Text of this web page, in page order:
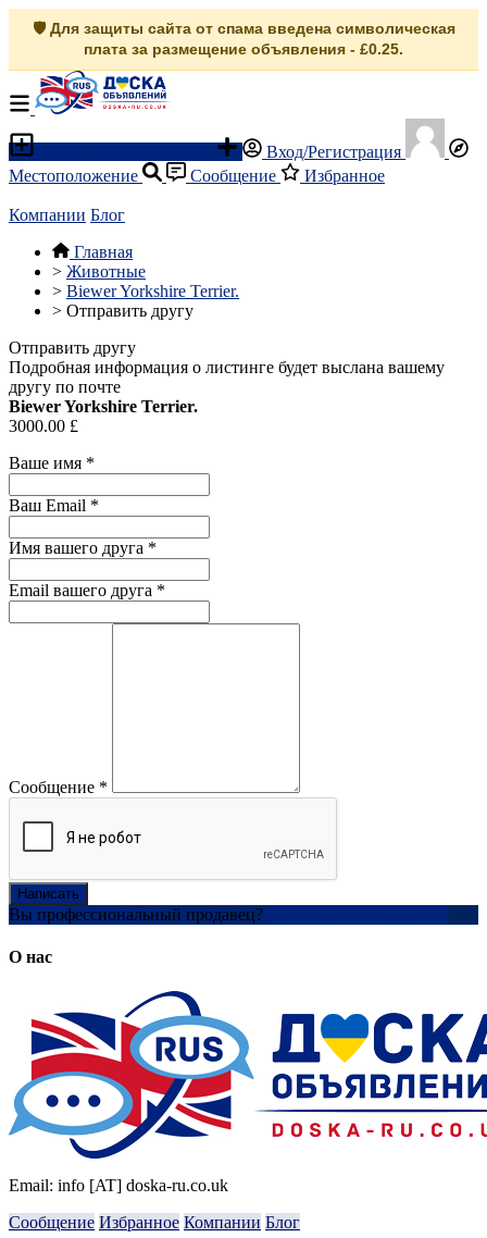
🛡️ Для защиты сайта от спама введена символическая
плата за размещение объявления - £0.25.
Вход/Регистрация
Местоположение
Сообщение Избранное
Компании Блог
Главная
> Животные
> Biewer Yorkshire Terrier.
> Отправить другу
Отправить другу
Подробная информация о листинге будет выслана вашему
другу по почте
Biewer Yorkshire Terrier.
3000.00 £
Ваше имя *
Ваш Email *
Имя вашего друга *
Email вашего друга *
Сообщение *
Написать
Вы профессиональный продавец?
О нас
Email: info [AT] doska-ru.co.uk
Сообщение Избранное Компании Блог